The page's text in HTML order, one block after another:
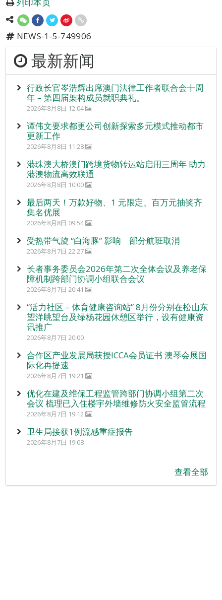
NEWS-1-5-749906
最新新闻
行政长官岑浩辉出席澳门法律工作者联合会十周
年 – 第四届架构成员就职典礼。
2026年8月8日 12:04
谭伟文要求都更公司创新探索多元模式推动都市
更新工作
2026年8月8日 11:28
港珠澳大桥澳门跨境货物转运站启用三周年 助力
港澳物流高效联通
2026年8月8日 10:00
最后两天！万款好物、1 元限定、百万元抽奖齐
集名优展
2026年8月8日 09:54
受热带气旋 “白海豚” 影响 部分航班取消
2026年8月7日 22:27
长者事务委员会2026年第二次全体会议及养老保
障机制跨部门协调小组联合会议
2026年8月7日 20:41
“活力社区 – 体育健康咨询站” 8月份分别在松山东
望洋眺望台及绿杨花园休憩区举行，设有健康资
讯推广
2026年8月7日 20:00
合作区产业发展局获授ICCA会员证书 澳琴会展国
际化再提速
2026年8月7日 19:21
优化在建及维保工程监管跨部门协调小组第二次
会议 梳理已入住楼宇外墙维修防火安全监管流程
2026年8月7日 19:12
卫生局接获1例流感重症报告
2026年8月7日 19:08
查看全部